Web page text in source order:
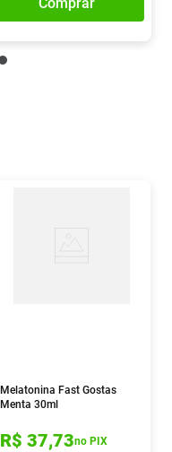
Melatonina Fast Gostas
Menta 30ml
R$ 37,73no PIX